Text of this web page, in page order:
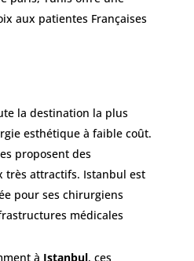
aux patientes Françaises
la destination la plus
esthétique à faible coût.
proposent des
très attractifs. Istanbul est
pour ses chirurgiens
médicales
à Istanbul, ces